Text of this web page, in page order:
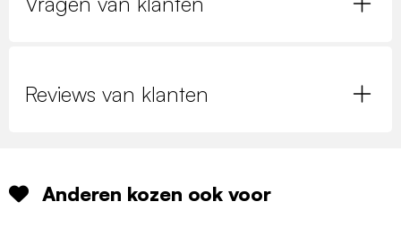
Reviews van klanten
Anderen kozen ook voor